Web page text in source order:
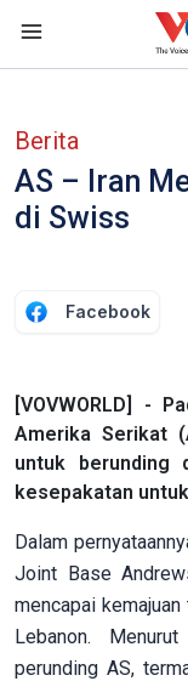
Berita
AS – Iran
di Swiss
Facebook
[VOVWORLD] -
Amerika Serikat
untuk berunding
kesepakatan
Dalam
Joint Base
mencapai
Lebanon.
perunding AS,